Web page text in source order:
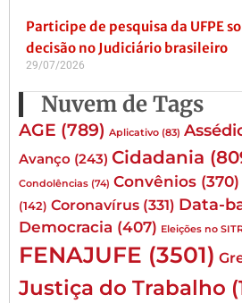
Participe de pesquisa da UFPE
decisão no Judiciário brasileiro
29/07/2026
Nuvem de Tags
AGE (789) Aplicativo (83)
Avanço (243) Cidadania
Condolências (74) Convênios (370)
(142) Coronavírus (331) Data-
Democracia (407) Eleições no
FENAJUFE (3501)
Justiça do Trabalho